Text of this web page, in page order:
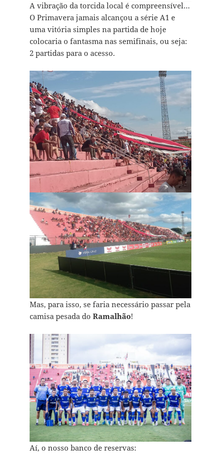
A vibração da torcida local é compreensível…
O Primavera jamais alcançou a série A1 e
uma vitória simples na partida de hoje
colocaria o fantasma nas semifinais, ou seja:
2 partidas para o acesso.
Mas, para isso, se faria necessário passar pela
camisa pesada do Ramalhão!
Aí, o nosso banco de reservas: